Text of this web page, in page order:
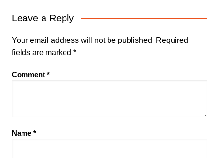
Leave a Reply
Your email address will not be published. Required
fields are marked *
Comment *
Name *